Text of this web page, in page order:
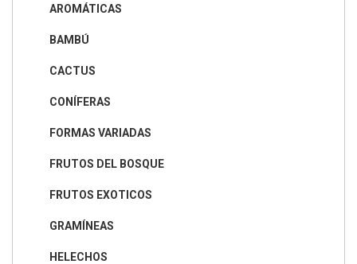
AROMÁTICAS
BAMBÚ
CACTUS
CONÍFERAS
FORMAS VARIADAS
FRUTOS DEL BOSQUE
FRUTOS EXOTICOS
GRAMÍNEAS
HELECHOS